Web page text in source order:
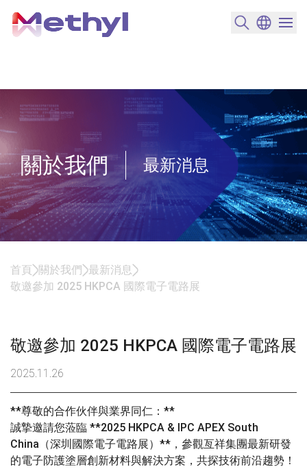
搜尋產品
變更語言
選單
關於我們 最新消息
首頁 關於我們 最新消息
敬邀參加 2025 HKPCA 國際電子電路展
敬邀參加 2025 HKPCA 國際電子電路展
2025.11.26
**尊敬的合作伙伴與業界同仁： **
誠摯邀請您蒞臨 **2025 HKPCA & IPC APEX South
China （深圳國際電子電路展） ** ，參觀亙祥集團最新研發
的電子防護塗層創新材料與解決方案，共探技術前沿趨勢！